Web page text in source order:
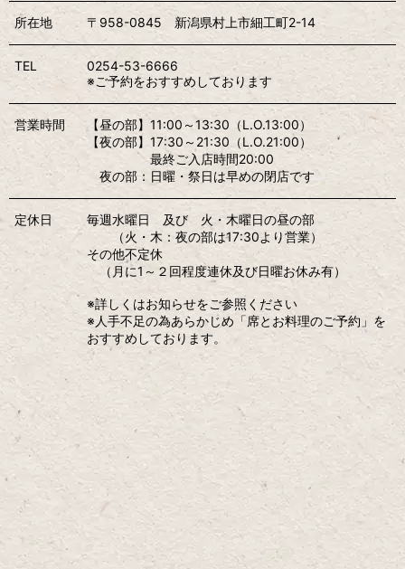
所在地 〒958-0845 新潟県村上市細工町2-14
TEL
0254-53-6666
※ご予約をおすすめしております
営業時間
【昼の部】11:00～13:30（L.O.13:00）
【夜の部】17:30～21:30（L.O.21:00）
最終ご入店時間20:00
夜の部：日曜・祭日は早めの閉店です
定休日
毎週水曜日 及び 火・木曜日の昼の部
（火・木：夜の部は17:30より営業）
その他不定休
（月に1～２回程度連休及び日曜お休み有）
※詳しくはお知らせをご参照ください
※人手不足の為あらかじめ「席とお料理のご予約」を
おすすめしております。